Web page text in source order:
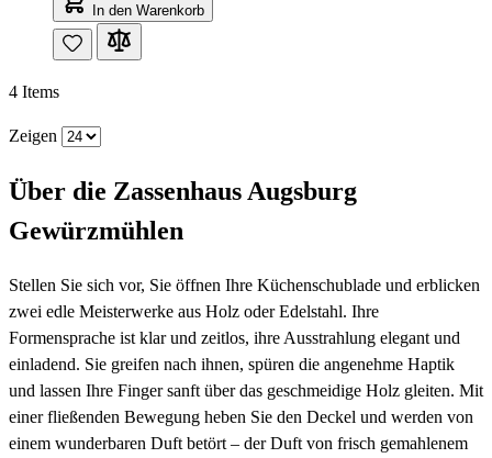
In den Warenkorb
4 Items
Zeigen
Über die Zassenhaus Augsburg
Gewürzmühlen
Stellen Sie sich vor, Sie öffnen Ihre Küchenschublade und erblicken
zwei edle Meisterwerke aus Holz oder Edelstahl. Ihre
Formensprache ist klar und zeitlos, ihre Ausstrahlung elegant und
einladend. Sie greifen nach ihnen, spüren die angenehme Haptik
und lassen Ihre Finger sanft über das geschmeidige Holz gleiten. Mit
einer fließenden Bewegung heben Sie den Deckel und werden von
einem wunderbaren Duft betört – der Duft von frisch gemahlenem